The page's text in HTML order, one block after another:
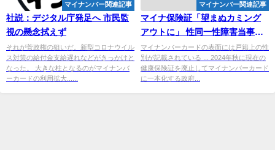
マイナンバー関連記事
社説：デジタル庁発足へ 市民監
視の懸念拭えず
それが菅政権の狙いだ。新型コロナウイル
ス対策の給付金支給遅れなどがきっかけと
なった。 大きな柱となるのがマイナンバ
ーカードの利用拡大......
マイナンバー関連記事
マイナ保険証「望まぬカミング
アウトに」 性同一性障害当事者
の訴え - 朝日新聞デジタル
マイナンバーカードの表面には戸籍上の性
別が記載されている ... 2024年秋に現在の
健康保険証を廃止してマイナンバーカード
に一本化する政府...